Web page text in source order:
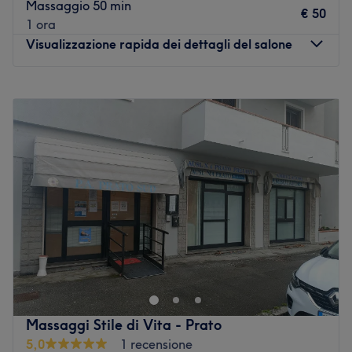
Massaggio 50 min
1 ora
€ 50
Visualizzazione rapida dei dettagli del salone
09:00
19:00
Mercoledì
09:00–19:00
Giovedì
09:00
19:00
Venerdì
19:00
Sabato
Chiuso
Domenica
Chiuso
Esteticattiva è in via Mezzo 34-36, a Campi Bisenzio in
provincia di Firenze, ed è un centro estetico inaugurato
nel 2012 con l'obiettivo di trasformare la ricerca di
benessere e bellezza in un vero e proprio viaggio
sensoriale. Da Esteticattiva si è in buone mani se si è alla
ricerca di un nuovo equilibrio fisico e mentale.
Massaggi Stile di Vita - Prato
5,0
1 recensione